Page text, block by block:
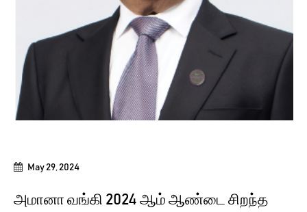
May 29, 2024
அமானா வங்கி 2024 ஆம் ஆண்டை சிறந்த